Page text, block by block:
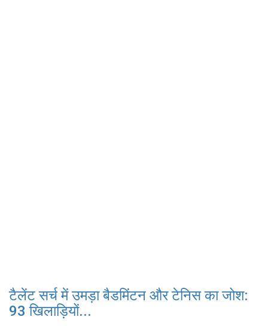
टैलेंट सर्च में उमड़ा बैडमिंटन और टेनिस का जोश:
93 खिलाड़ियों...